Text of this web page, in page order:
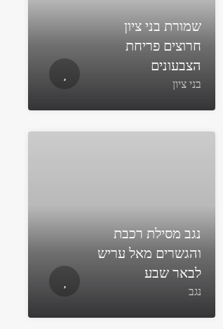
שמורת בני ציון
חרוצים פריחת
הצבעונים
בני ציון
נגב מסילת רכבת
והגשרים מאל עריש
לבאר שבע
נגב